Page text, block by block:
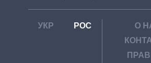
УКР РОС
О